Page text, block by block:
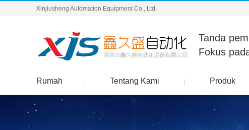
Xinjiusheng Automation Equipment Co., Ltd.
Tanda
Fokus
Rumah Tentang Kami Produk